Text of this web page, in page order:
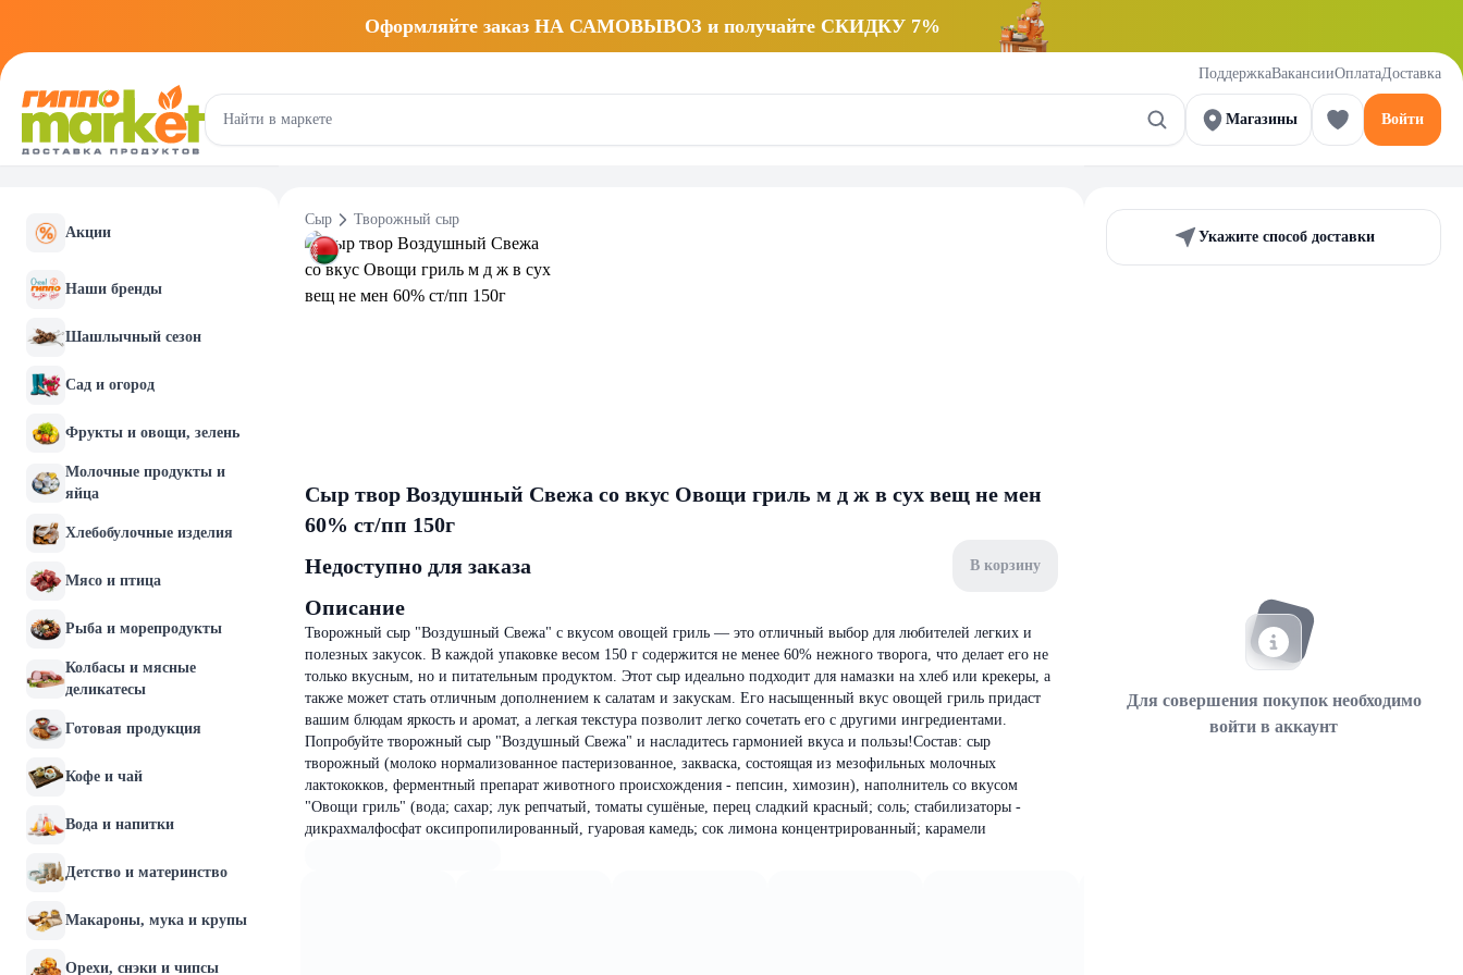
Оформляйте заказ НА САМОВЫВОЗ и получайте СКИДКУ 7%
ПоддержкаВакансииОплатаДоставка
Магазины Войти
Акции
Наши бренды
Шашлычный сезон
Сад и огород
Фрукты и овощи, зелень
Молочные продукты и
яйца
Хлебобулочные изделия
Мясо и птица
Рыба и морепродукты
Колбасы и мясные
деликатесы
Готовая продукция
Кофе и чай
Вода и напитки
Детство и материнство
Макароны, мука и крупы
Орехи, снэки и чипсы
Сыр Творожный сыр
Сыр твор Воздушный Свежа со вкус Овощи гриль м д ж в сух вещ не мен
60% ст/пп 150г
Недоступно для заказа
В корзину
Описание
Творожный сыр "Воздушный Свежа" с вкусом овощей гриль — это отличный выбор для любителей легких и
полезных закусок. В каждой упаковке весом 150 г содержится не менее 60% нежного творога, что делает его не
только вкусным, но и питательным продуктом. Этот сыр идеально подходит для намазки на хлеб или крекеры, а
также может стать отличным дополнением к салатам и закускам. Его насыщенный вкус овощей гриль придаст
вашим блюдам яркость и аромат, а легкая текстура позволит легко сочетать его с другими ингредиентами.
Попробуйте творожный сыр "Воздушный Свежа" и насладитесь гармонией вкуса и пользы!Состав: сыр
творожный (молоко нормализованное пастеризованное, закваска, состоящая из мезофильных молочных
лактококков, ферментный препарат животного происхождения - пепсин, химозин), наполнитель со вкусом
"Овощи гриль" (вода; сахар; лук репчатый, томаты сушёные, перец сладкий красный; соль; стабилизаторы -
дикрахмалфосфат оксипропилированный, гуаровая камедь; сок лимона концентрированный; карамели
Укажите способ доставки
Для совершения покупок необходимо
войти в аккаунт